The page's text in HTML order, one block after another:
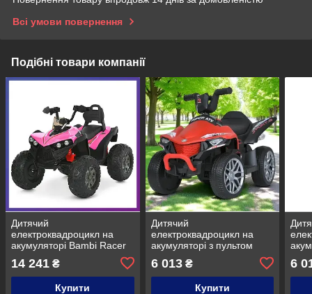
Всі умови повернення
Подібні товари компанії
Дитячий
електроквадроцикл на
акумуляторі Bambi Racer
M 6294 для дітей 3-8 років
Рожевий
14 241 ₴
Купити
Дитячий
електроквадроцикл на
акумуляторі з пультом
Racer M 5730 для дітей 3-
8 років Червоний
6 013₴
Купити
8
6